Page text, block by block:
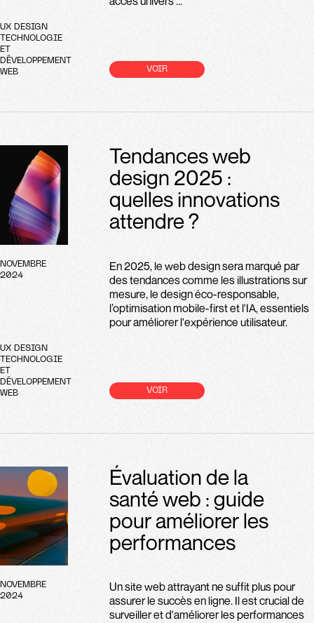
UX DESIGN
TECHNOLOGIE
ET
DÉVELOPPEMENT
WEB
VOIR
UX DESIGN
TECHNOLOGIE
ET
DÉVELOPPEMENT
WEB
Tendances web
design 2025 :
quelles innovations
attendre ?
En 2025, le web design sera marqué par
des tendances comme les illustrations sur
mesure, le design éco-responsable,
l’optimisation mobile-first et l'IA, essentiels
pour améliorer l'expérience utilisateur.
VOIR
NOVEMBRE
2024
Évaluation de la
santé web : guide
pour améliorer les
performances
Un site web attrayant ne suffit plus pour
assurer le succès en ligne. Il est crucial de
surveiller et d'améliorer les performances
NOVEMBRE
2024